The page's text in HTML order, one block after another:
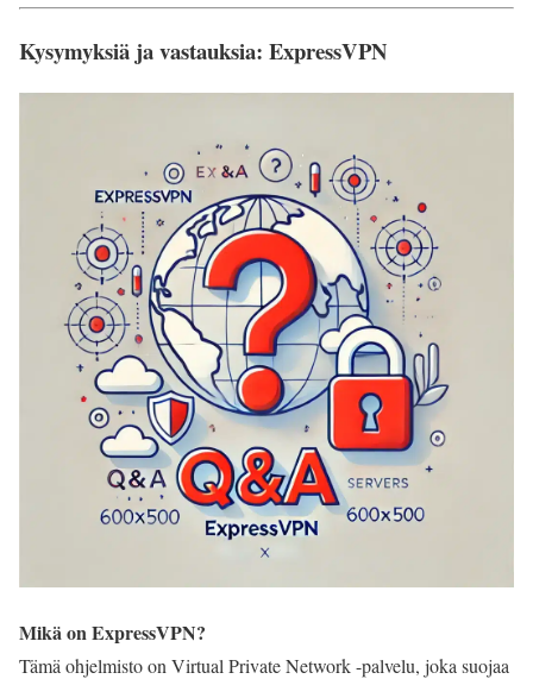
Kysymyksiä ja vastauksia: ExpressVPN
Mikä on ExpressVPN?
Tämä ohjelmisto on Virtual Private Network -palvelu, joka suojaa